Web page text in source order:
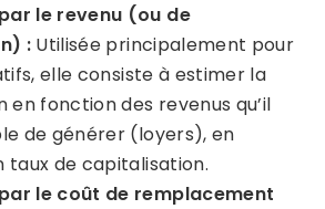
le revenu (ou de
:Utilisée principalement pour
elle consiste à estimer la
en fonction des revenus qu’il
de générer (loyers), en
taux de capitalisation.
le coût de remplacement